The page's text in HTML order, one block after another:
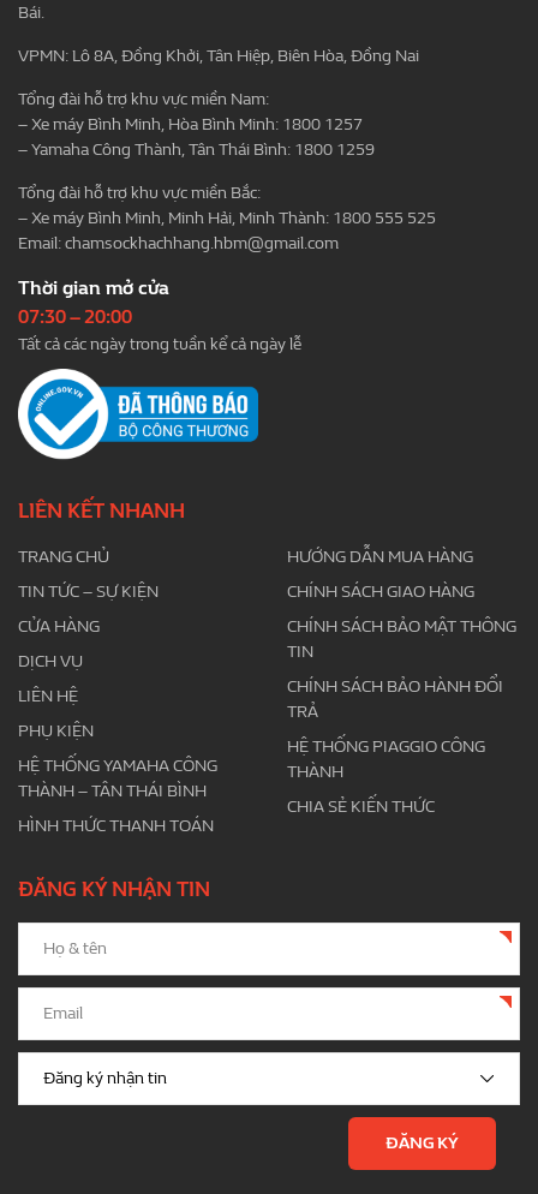
Bái.
VPMN: Lô 8A, Đồng Khởi, Tân Hiệp, Biên Hòa, Đồng Nai
Tổng đài hỗ trợ khu vực miền Nam:
– Xe máy Bình Minh, Hòa Bình Minh: 1800 1257
– Yamaha Công Thành, Tân Thái Bình: 1800 1259
Tổng đài hỗ trợ khu vực miền Bắc:
– Xe máy Bình Minh, Minh Hải, Minh Thành: 1800 555 525
Email:chamsockhachhang.hbm@gmail.com
Thời gian mở cửa
07:30 – 20:00
Tất cả các ngày trong tuần kể cả ngày lễ
LIÊN KẾT NHANH
TRANG CHỦ
TIN TỨC – SỰ KIỆN
CỬA HÀNG
DỊCH VỤ
LIÊN HỆ
PHỤ KIỆN
HỆ THỐNG YAMAHA CÔNG
THÀNH – TÂN THÁI BÌNH
HÌNH THỨC THANH TOÁN
HƯỚNG DẪN MUA HÀNG
CHÍNH SÁCH GIAO HÀNG
CHÍNH SÁCH BẢO MẬT THÔNG
TIN
CHÍNH SÁCH BẢO HÀNH ĐỔI
TRẢ
HỆ THỐNG PIAGGIO CÔNG
THÀNH
CHIA SẺ KIẾN THỨC
ĐĂNG KÝ NHẬN TIN